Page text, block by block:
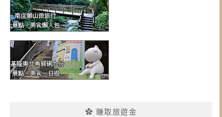
✿ 賺取旅遊金